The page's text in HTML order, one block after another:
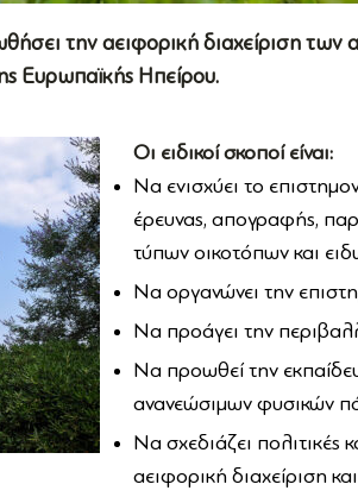
την αειφορική διαχείριση
Ευρωπαϊκής Ηπείρου.
Οι ειδικοί σκοποί είναι:
Να ενισχύει το
έρευνας, απογραφής,
τύπων οικοτόπων και
Να οργανώνει την
Να προάγει την
Να προωθεί την
ανανεώσιμων φυσικών
Να σχεδιάζει πολιτικές
αειφορική διαχείριση